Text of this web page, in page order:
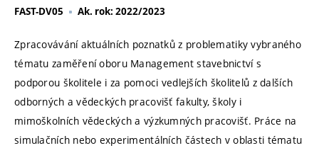
FAST-DV05 Ak. rok: 2022/2023
Zpracovávání aktuálních poznatků z problematiky vybraného
tématu zaměření oboru Management stavebnictví s
podporou školitele i za pomoci vedlejších školitelů z dalších
odborných a vědeckých pracovišť fakulty, školy i
mimoškolních vědeckých a výzkumných pracovišť. Práce na
simulačních nebo experimentálních částech v oblasti tématu